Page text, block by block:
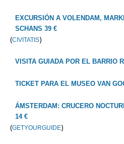
EXCURSIÓN A VOLENDAM,
SCHANS 39 €
(CIVITATIS)
VISITA GUIADA POR EL BARRIO
TICKET PARA EL MUSEO VAN
ÁMSTERDAM: CRUCERO
14 €
(GETYOURGUIDE)